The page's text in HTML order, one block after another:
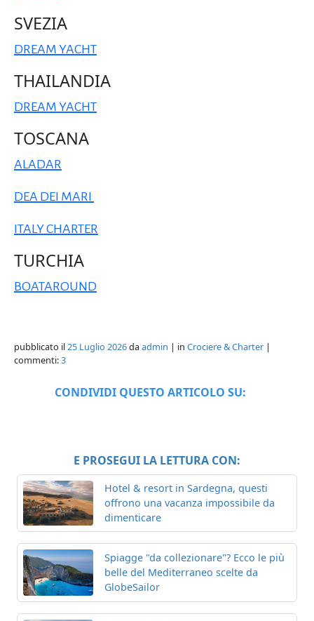
SVEZIA
DREAM YACHT
THAILANDIA
DREAM YACHT
TOSCANA
ALADAR
DEA DEI MARI
ITALY CHARTER
TURCHIA
BOATAROUND
pubblicato il25 Luglio 2026daadmin | in Crociere & Charter |
commenti:3
CONDIVIDI QUESTO ARTICOLO SU:
E PROSEGUI LA LETTURA CON:
Hotel & resort in Sardegna, questi
offrono una vacanza impossibile da
dimenticare
Spiagge "da collezionare"? Ecco le più
belle del Mediterraneo scelte da
GlobeSailor